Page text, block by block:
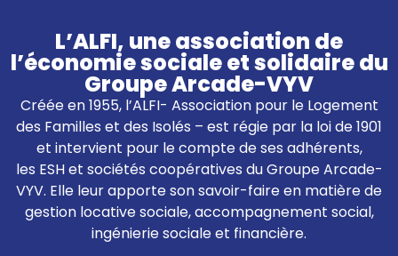
L’ALFI, une association de
l’économie sociale et solidaire du
Groupe Arcade-VYV
Créée en 1955, l’ALFI- Association pour le Logement
des Familles et des Isolés – est régie par la loi de 1901
et intervient pour le compte de ses adhérents,
les ESH et sociétés coopératives du Groupe Arcade-
VYV. Elle leur apporte son savoir-faire en matière de
gestion locative sociale, accompagnement social,
ingénierie sociale et financière.